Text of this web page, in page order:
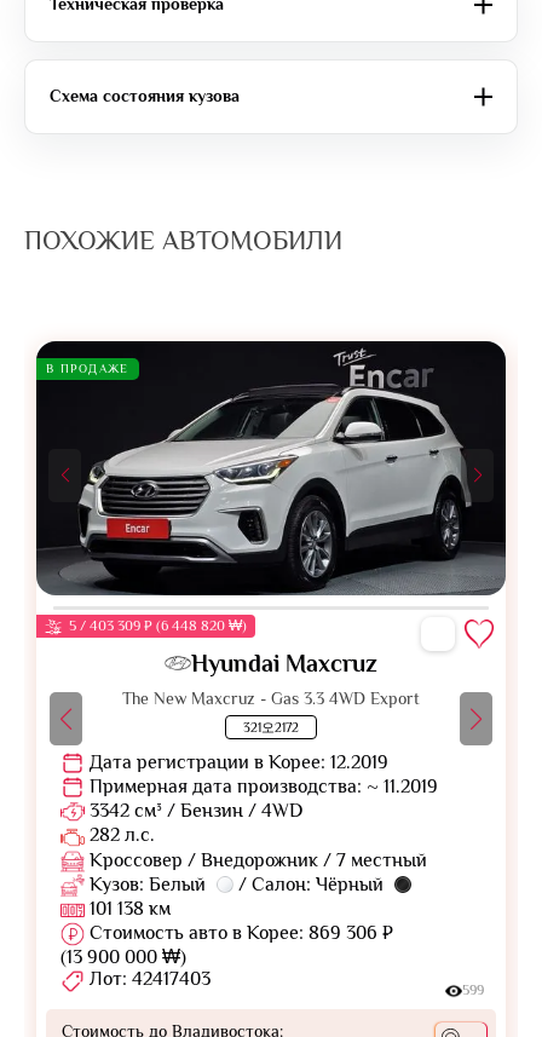
Схема состояния кузова
ПОХОЖИЕ АВТОМОБИЛИ
В ПРОДАЖЕ
5 / 403 309 ₽ (6 448 820 ₩)
Hyundai Maxcruz
The New Maxcruz - Gas 3.3 4WD Export
321오2172
Дата регистрации в Корее: 12.2019
Примерная дата производства: ~ 11.2019
3342 см³ / Бензин / 4WD
282 л.с.
Кроссовер / Внедорожник / 7 местный
Кузов: Белый
/ Салон: Чёрный
101 138 км
Стоимость авто в Корее: 869 306 ₽
(13 900 000 ₩)
Лот: 42417403
599
Стоимость до Владивостока: